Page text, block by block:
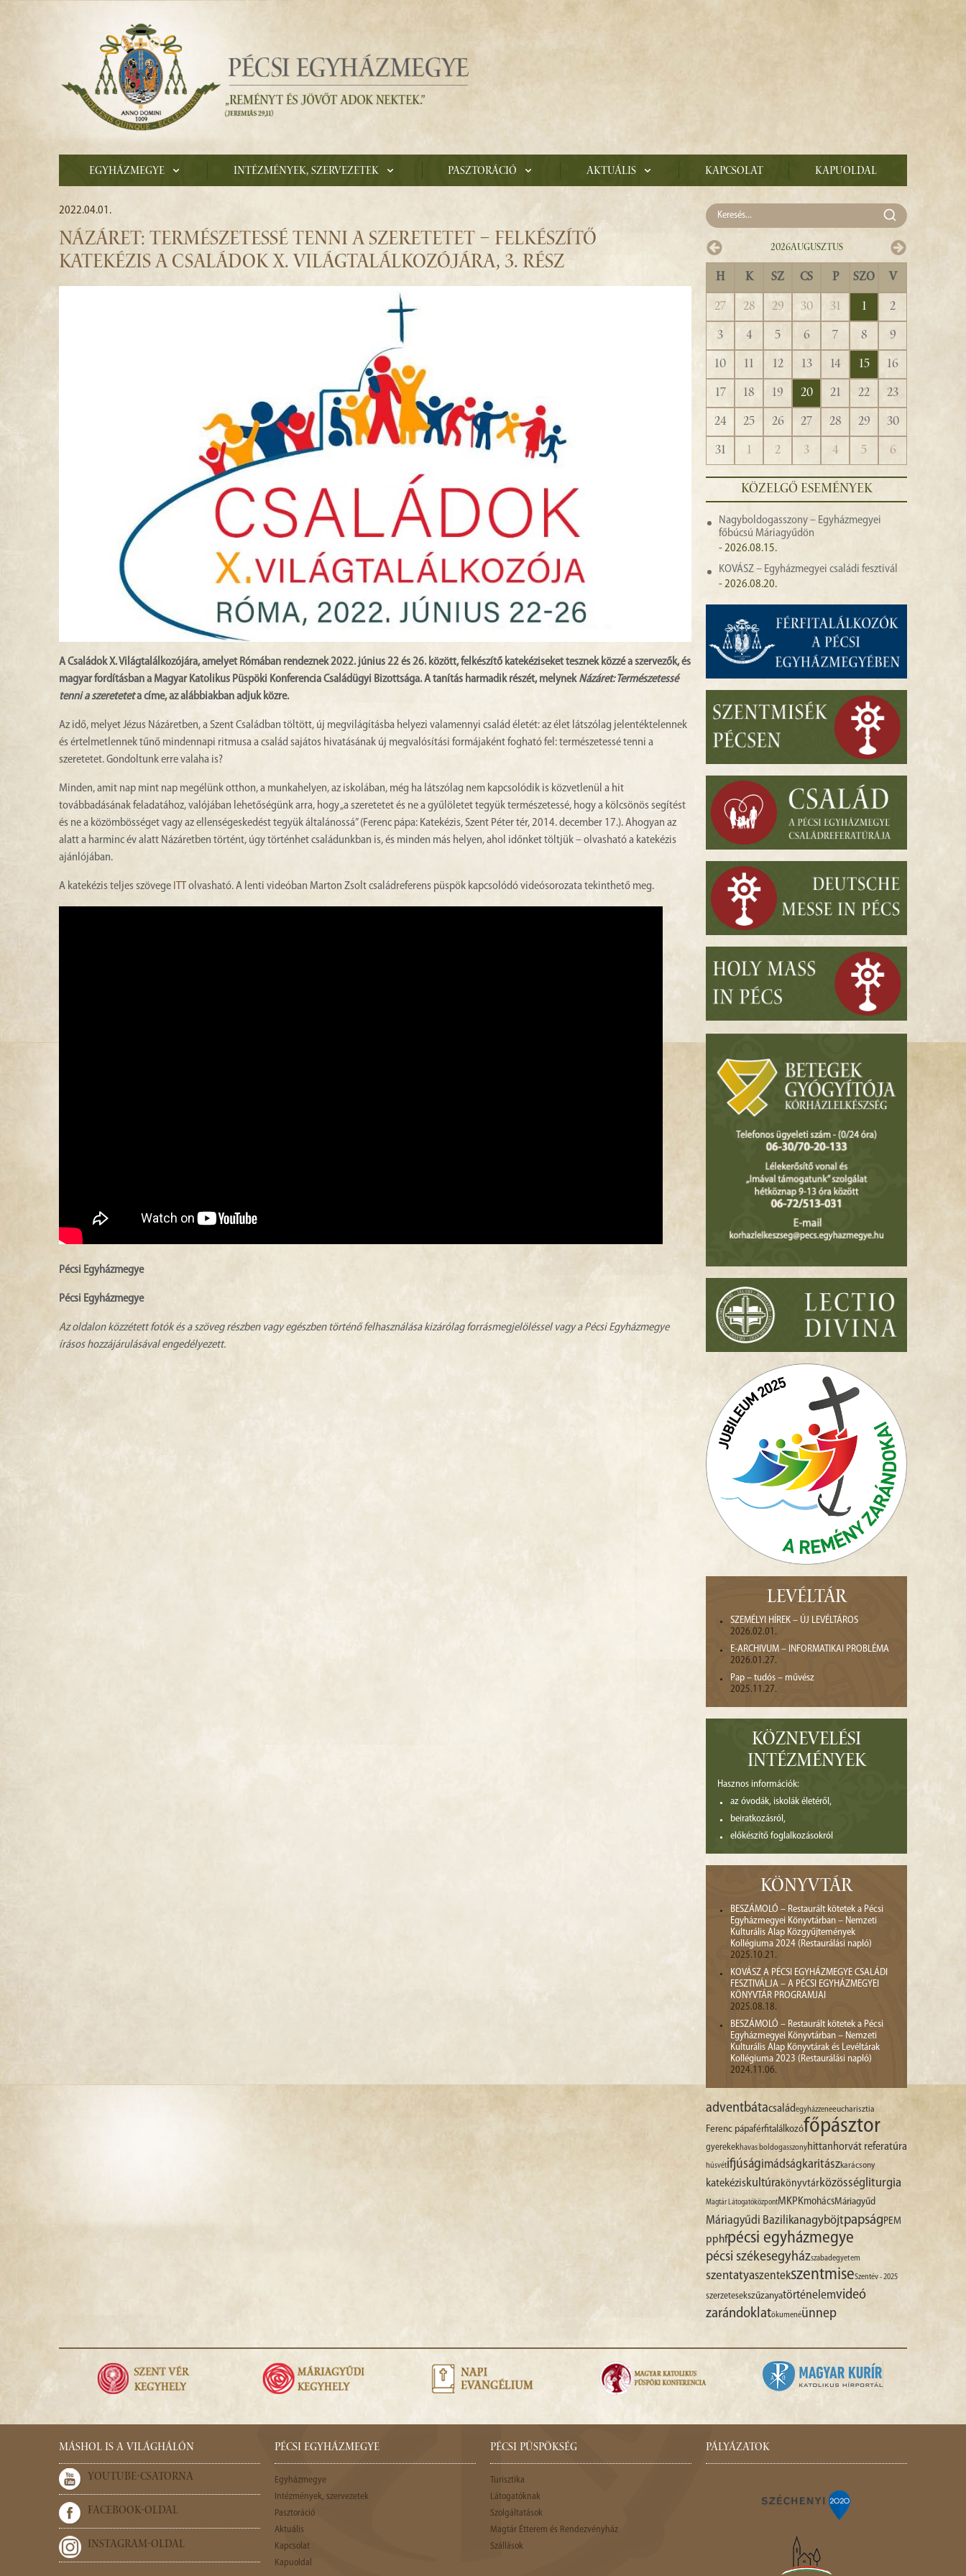
Egyházmegye Intézmények, szervezetek Pasztoráció Aktuális Kapcsolat Kapuoldal
2022.04.01.
NÁZÁRET: TERMÉSZETESSÉ TENNI A SZERETETET – FELKÉSZÍTŐ
KATEKÉZIS A CSALÁDOK X. VILÁGTALÁLKOZÓJÁRA, 3. RÉSZ
A Családok X. Világtalálkozójára, amelyet Rómában rendeznek 2022. június 22 és 26. között, felkészítő katekéziseket tesznek közzé a szervezők, és
magyar fordításban a Magyar Katolikus Püspöki Konferencia Családügyi Bizottsága. A tanítás harmadik részét, melynekNázáret: Természetessé
tenni a szereteteta címe, az alábbiakban adjuk közre.
Az idő, melyet Jézus Názáretben, a Szent Családban töltött, új megvilágításba helyezi valamennyi család életét: az élet látszólag jelentéktelennek
és értelmetlennek tűnő mindennapi ritmusa a család sajátos hivatásának új megvalósítási formájaként fogható fel: természetessé tenni a
szeretetet. Gondoltunk erre valaha is?
Minden, amit nap mint nap megélünk otthon, a munkahelyen, az iskolában, még ha látszólag nem kapcsolódik is közvetlenül a hit
továbbadásának feladatához, valójában lehetőségünk arra, hogy „a szeretetet és ne a gyűlöletet tegyük természetessé, hogy a kölcsönös segítést
és ne a közömbösséget vagy az ellenségeskedést tegyük általánossá” (Ferenc pápa: Katekézis, Szent Péter tér, 2014. december 17.). Ahogyan az
alatt a harminc év alatt Názáretben történt, úgy történhet családunkban is, és minden más helyen, ahol időnket töltjük – olvasható a katekézis
ajánlójában.
A katekézis teljes szövege ITTolvasható. A lenti videóban Marton Zsolt családreferens püspök kapcsolódó videósorozata tekinthető meg.
Pécsi Egyházmegye
Pécsi Egyházmegye
Az oldalon közzétett fotók és a szöveg részben vagy egészben történő felhasználása kizárólag forrásmegjelöléssel vagy a Pécsi Egyházmegye
írásos hozzájárulásával engedélyezett.
2026Augusztus
H K SZ CS P SZO V
27 28 29 30 31 1
2
3
4 5 6 7 8
9
10
11 12 13 14 15
16
17
18 19 20 21 22
23
24
25 26 27 28 29
30
31
1 2 3 4 5 6
KÖZELGŐ ESEMÉNYEK
Nagyboldogasszony – Egyházmegyei
főbúcsú Máriagyűdön
- 2026.08.15.
KOVÁSZ – Egyházmegyei családi fesztivál
- 2026.08.20.
LEVÉLTÁR
SZEMÉLYI HÍREK – ÚJ LEVÉLTÁROS
2026.02.01.
E-ARCHIVUM – INFORMATIKAI PROBLÉMA
2026.01.27.
Pap – tudós – művész
2025.11.27.
KÖZNEVELÉSI
INTÉZMÉNYEK
Hasznos információk:
az óvodák, iskolák életéről,
beiratkozásról,
előkészítő foglalkozásokról
KÖNYVTÁR
BESZÁMOLÓ – Restaurált kötetek a Pécsi
Egyházmegyei Könyvtárban – Nemzeti
Kulturális Alap Közgyűjtemények
Kollégiuma 2024 (Restaurálási napló)
2025.10.21.
KOVÁSZ A PÉCSI EGYHÁZMEGYE CSALÁDI
FESZTIVÁLJA – A PÉCSI EGYHÁZMEGYEI
KÖNYVTÁR PROGRAMJAI
2025.08.18.
BESZÁMOLÓ – Restaurált kötetek a Pécsi
Egyházmegyei Könyvtárban – Nemzeti
Kulturális Alap Könyvtárak és Levéltárak
Kollégiuma 2023 (Restaurálási napló)
2024.11.06.
adventbátacsaládegyházzeneeucharisztia
Ferenc pápaférfitalálkozófőpásztor
gyerekekhavas boldogasszonyhittanhorvát referatúra
húsvétifjúságimádságkaritászkarácsony
katekéziskultúra könyvtárközösségliturgia
Magtár LátogatóközpontMKPKmohácsMáriagyűd
Máriagyűdi Bazilikanagyböjtpapság PEM
pphfpécsi egyházmegye
pécsi székesegyházszabadegyetem
szentatyaszentekszentmiseSzentév - 2025
szerzetesekszűzanyatörténelemvideó
zarándoklatökumenéünnep
MÁSHOL IS A VILÁGHÁLÓN
YOUTUBE-CSATORNA
FACEBOOK-OLDAL
INSTAGRAM-OLDAL
PÉCSI EGYHÁZMEGYE
Egyházmegye
Intézmények, szervezetek
Pasztoráció
Aktuális
Kapcsolat
Kapuoldal
PÉCSI PÜSPÖKSÉG
Turisztika
Látogatóknak
Szolgáltatások
Magtár Étterem és Rendezvényház
Szállások
PÁLYÁZATOK